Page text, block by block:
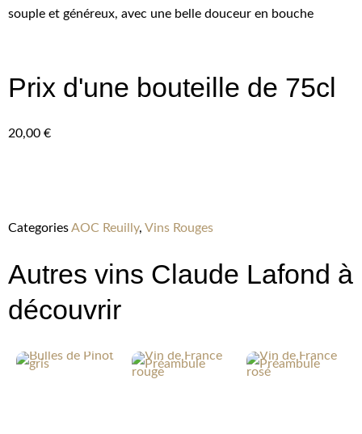
souple et généreux, avec une belle douceur en bouche
Prix d'une bouteille de 75cl
20,00 €
CategoriesAOC Reuilly, Vins Rouges
Autres vins Claude Lafond à
découvrir